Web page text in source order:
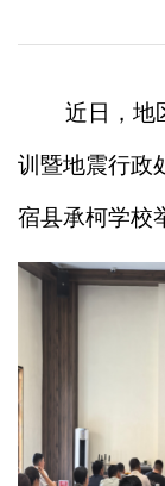
近日，地区
训暨地震行政
宿县承柯学校